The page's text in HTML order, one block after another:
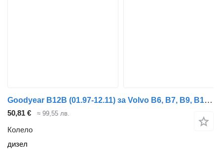
Goodyear B12B (01.97-12.11) за Volvo B6, B7, B9, B10, B12 bus (1978-2011)
50,81 € ≈ 99,55 лв.
Колело
дизел